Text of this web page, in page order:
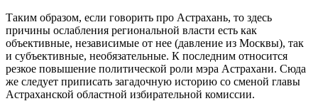
Таким образом, если говорить про Астрахань, то здесь
причины ослабления региональной власти есть как
объективные, независимые от нее (давление из Москвы), так
и субъективные, необязательные. К последним относится
резкое повышение политической роли мэра Астрахани. Сюда
же следует приписать загадочную историю со сменой главы
Астраханской областной избирательной комиссии.